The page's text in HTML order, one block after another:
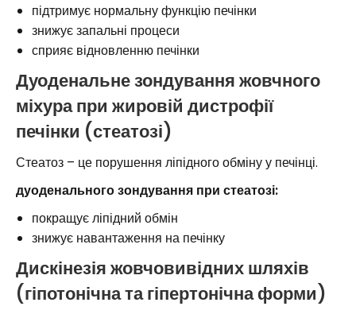
підтримує нормальну функцію печінки
знижує запальні процеси
сприяє відновленню печінки
Дуоденальне зондування жовчного
міхура при жировій дистрофії
печінки (стеатозі)
Стеатоз – це порушення ліпідного обміну у печінці.
дуоденального зондування при стеатозі:
покращує ліпідний обмін
знижує навантаження на печінку
Дискінезія жовчовивідних шляхів
(гіпотонічна та гіпертонічна форми)